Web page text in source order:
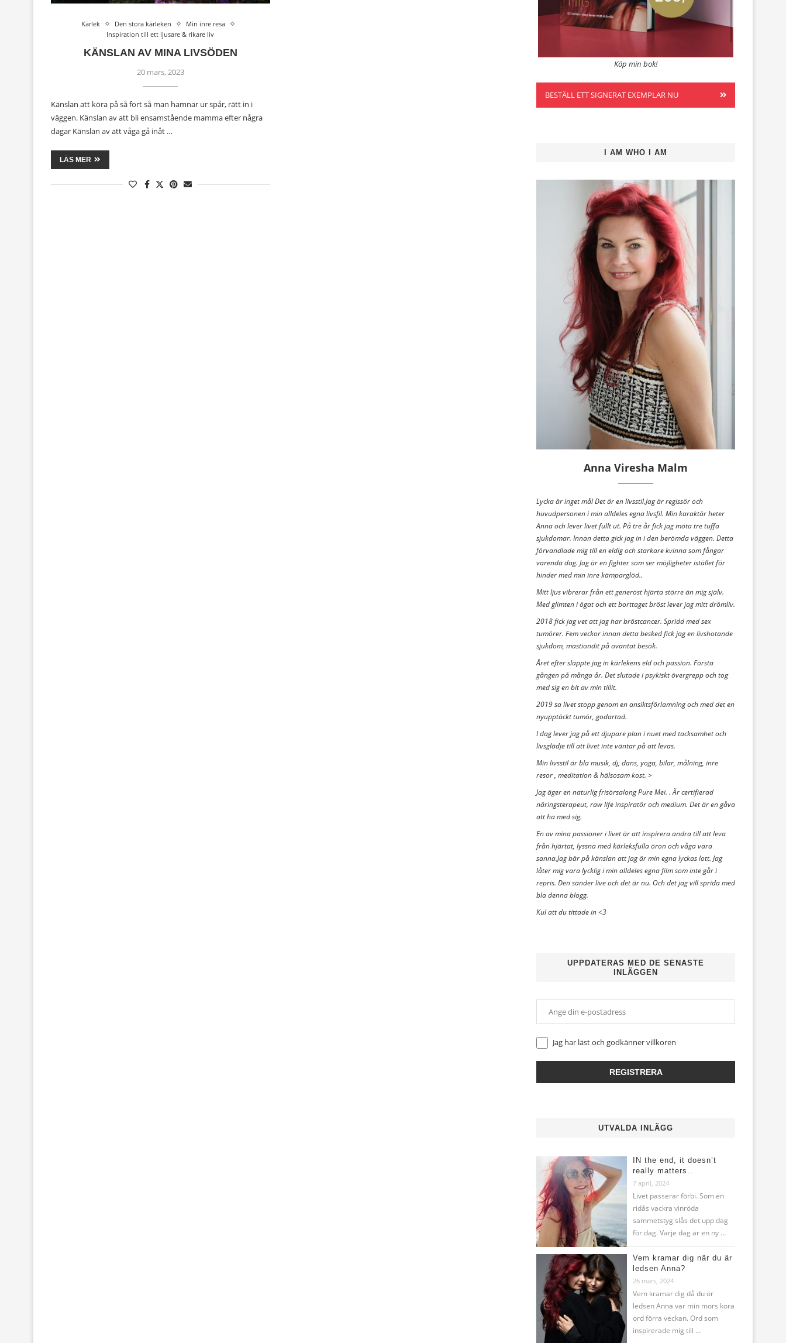
Kärlek Den stora kärleken
Min inre resa
Inspiration till ett ljusare & rikare liv
KÄNSLAN AV MINA LIVSÖDEN
20 mars, 2023
Känslan att köra på så fort så man hamnar ur spår, rätt in i
väggen. Känslan av att bli ensamstående mamma efter några
dagar Känslan av att våga gå inåt …
LÄS MER
Köp min bok!
BESTÄLL ETT SIGNERAT EXEMPLAR NU
I AM WHO I AM
Anna Viresha Malm
Lycka är inget mål Det är en livsstil.Jag är regissör och
huvudpersonen i min alldeles egna livsfil. Min karaktär heter
Anna och lever livet fullt ut. På tre år fick jag möta tre tuffa
sjukdomar. Innan detta gick jag in i den berömda väggen. Detta
förvandlade mig till en eldig och starkare kvinna som fångar
varenda dag. Jag är en fighter som ser möjligheter istället för
hinder med min inre kämparglöd..
Mitt ljus vibrerar från ett generöst hjärta större än mig själv.
Med glimten i ögat och ett borttaget bröst lever jag mitt drömliv.
2018 fick jag vet att jag har bröstcancer. Spridd med sex
tumörer. Fem veckor innan detta besked fick jag en livshotande
sjukdom, mastiondit på oväntat besök.
Året efter släppte jag in kärlekens eld och passion. Första
gången på många år. Det slutade i psykiskt övergrepp och tog
med sig en bit av min tillit.
2019 sa livet stopp genom en ansiktsförlamning och med det en
nyupptäckt tumör, godartad.
I dag lever jag på ett djupare plan i nuet med tacksamhet och
livsglädje till att livet inte väntar på att levas.
Min livsstil är bla musik, dj, dans, yoga, bilar, målning, inre
resor , meditation & hälsosam kost. >
Jag äger en naturlig frisörsalong Pure Mei. . Är certifierad
näringsterapeut, raw life inspiratör och medium. Det är en gåva
att ha med sig.
En av mina passioner i livet är att inspirera andra till att leva
från hjärtat, lyssna med kärleksfulla öron och våga vara
sanna.Jag bär på känslan att jag är min egna lyckas lott. Jag
låter mig vara lycklig i min alldeles egna film som inte går i
repris. Den sänder live och det är nu. Och det jag vill sprida med
bla denna blogg.
Kul att du tittade in <3
UPPDATERAS MED DE SENASTE
INLÄGGEN
Jag har läst och godkännervillkoren
UTVALDA INLÄGG
IN the end, it doesn’t
really matters..
7 april, 2024
Livet passerar förbi. Som en
ridås vackra vinröda
sammetstyg slås det upp dag
för dag. Varje dag är en ny …
Vem kramar dig när du är
ledsen Anna?
26 mars, 2024
Vem kramar dig då du ör
ledsen Anna var min mors köra
ord förra veckan. Ord som
inspirerade mig till …